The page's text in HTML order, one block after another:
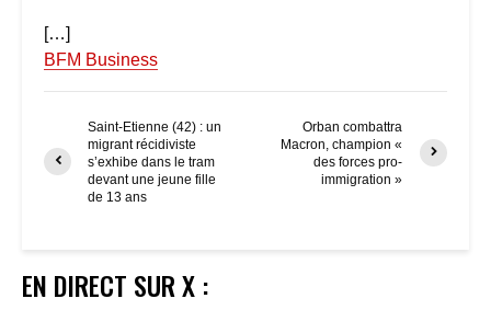
[…]
BFM Business
Saint-Etienne (42) : un
migrant récidiviste
s’exhibe dans le tram
devant une jeune fille
de 13 ans
Orban combattra
Macron, champion «
des forces pro-
immigration »
EN DIRECT SUR X :